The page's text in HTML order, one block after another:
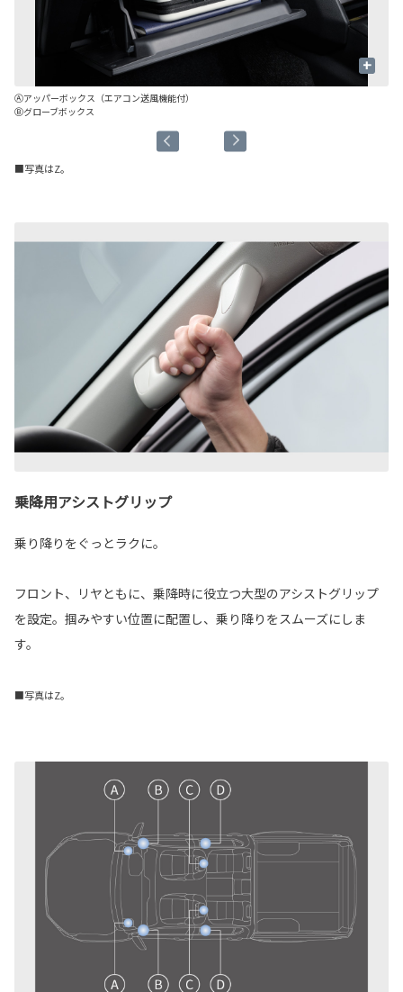
+
Ⓐアッパーボックス（エアコン送風機能付）
Ⓑグローブボックス
■写真はZ。
乗降用アシストグリップ
乗り降りをぐっとラクに。
フロント、リヤともに、乗降時に役立つ大型のアシストグリップ
を設定。掴みやすい位置に配置し、乗り降りをスムーズにしま
す。
■写真はZ。